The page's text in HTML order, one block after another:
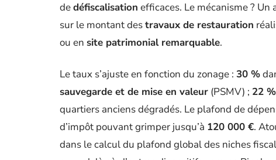
dedéfiscalisation efficaces. Le mécanisme ?
sur le montant destravaux de restauration
ou en site patrimonial remarquable.
Le taux s’ajuste en fonction du zonage : 30 %
sauvegarde et de mise en valeur (PSMV) ; 22 %
quartiers anciens dégradés. Le plafond de
d’impôt pouvant grimper jusqu’à 120 000 €.
dans le calcul du plafond global des niches